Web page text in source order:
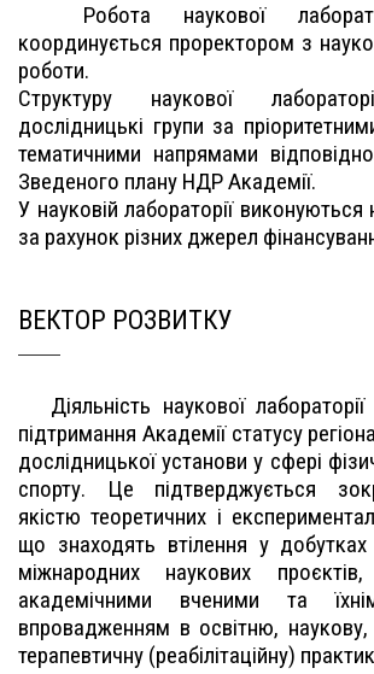
Робота наукової
координується проректором з
роботи.
Структуру наукової
дослідницькі групи за
тематичними напрямами
Зведеного плану НДР Академії.
У науковій лабораторії виконуються
за рахунок різних джерел
ВЕКТОР РОЗВИТКУ
Діяльність наукової
підтримання Академії статусу
дослідницької установи у сфері
спорту. Це підтверджується
якістю теоретичних і
що знаходять втілення у добутках
міжнародних наукових
академічними вченими та
впровадженням в освітню, наукову,
терапевтичну (реабілітаційну)